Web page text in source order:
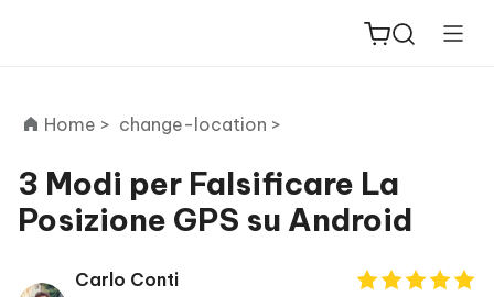
ReiBoot
Home > change-location >
3 Modi per Falsificare La
Posizione GPS su Android
Carlo Conti